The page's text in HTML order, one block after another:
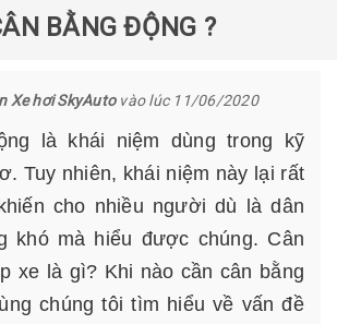
BẰNG ĐỘNG ?
Xe hơi SkyAutovào lúc 11/06/2020
là khái niệm dùng trong kỹ
Tuy nhiên, khái niệm này lại rất
cho nhiều người dù là dân
khó mà hiểu được chúng. Cân
xe là gì? Khi nào cần cân bằng
chúng tôi tìm hiểu về vấn đề